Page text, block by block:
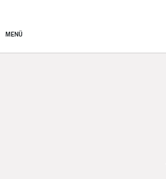
MENÜ